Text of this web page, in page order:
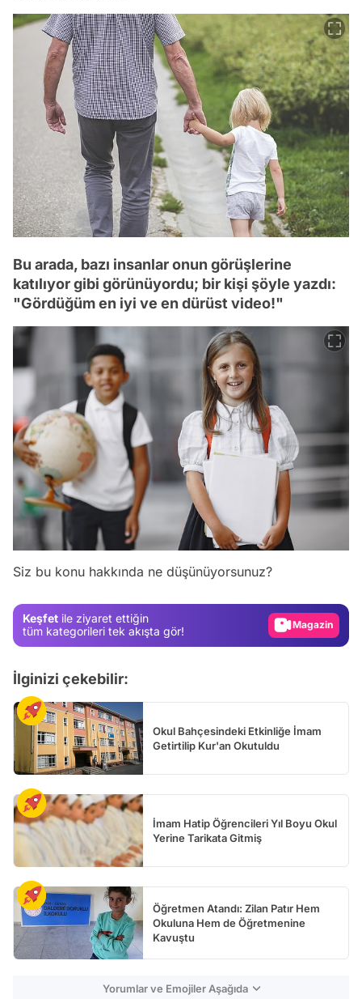
Bu arada, bazı insanlar onun görüşlerine
katılıyor gibi görünüyordu; bir kişi şöyle yazdı:
"Gördüğüm en iyi ve en dürüst video!"
Siz bu konu hakkında ne düşünüyorsunuz?
Keşfet ile ziyaret ettiğin
tüm kategorileri tek akışta gör!
Video
İlginizi çekebilir:
Okul Bahçesindeki Etkinliğe İmam
Getirtilip Kur'an Okutuldu
İmam Hatip Öğrencileri Yıl Boyu Okul
Yerine Tarikata Gitmiş
Öğretmen Atandı: Zilan Patır Hem
Okuluna Hem de Öğretmenine
Kavuştu
Yorumlar ve Emojiler Aşağıda